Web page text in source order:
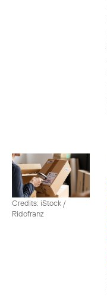
Credits: iStock /
Ridofranz